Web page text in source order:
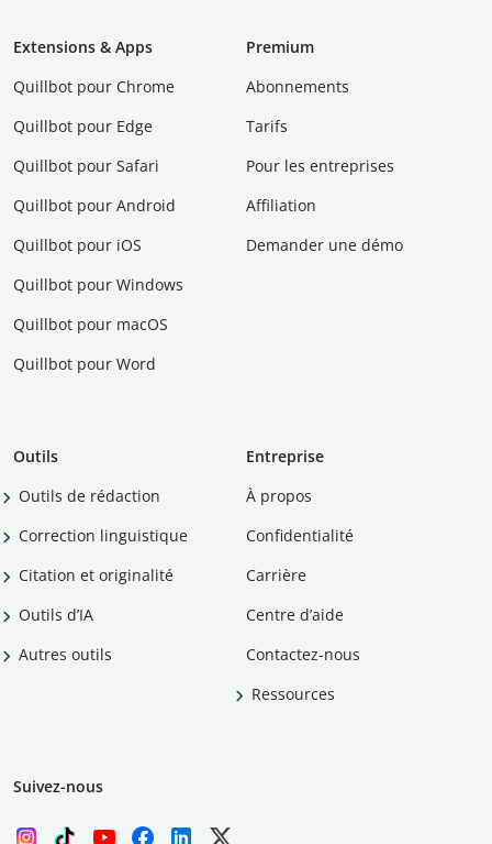
Extensions & Apps
Quillbot pour Chrome
Quillbot pour Edge
Quillbot pour Safari
Quillbot pour Android
Quillbot pour iOS
Quillbot pour Windows
Quillbot pour macOS
Quillbot pour Word
Premium
Abonnements
Tarifs
Pour les entreprises
Affiliation
Demander une démo
Outils
Outils de rédaction
Correction linguistique
Citation et originalité
Outils d’IA
Autres outils
Entreprise
À propos
Confidentialité
Carrière
Centre d’aide
Contactez-nous
Ressources
Suivez-nous